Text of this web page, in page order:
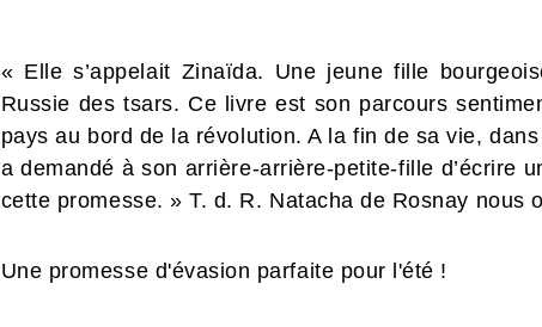
« Elle s’appelait Zinaïda. Une jeune fille
Russie des tsars. Ce livre est son parcours
pays au bord de la révolution. A la fin de sa vie,
a demandé à son arrière-arrière-petite-fille d’écrire
cette promesse. » T. d. R. Natacha de Rosnay nous
Une promesse d'évasion parfaite pour l'été !